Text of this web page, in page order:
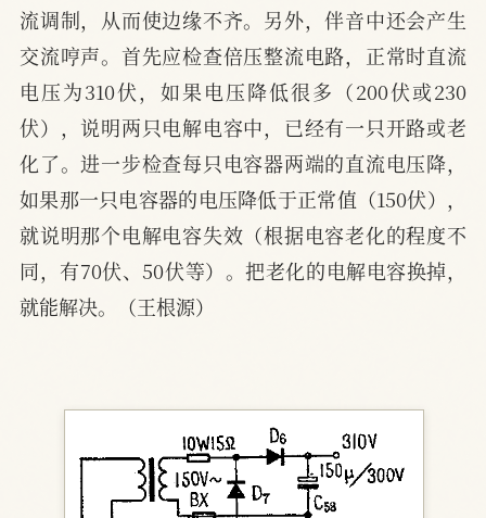
流调制，从而使边缘不齐。另外，伴音中还会产生
交流哼声。首先应检查倍压整流电路，正常时直流
电压为310伏，如果电压降低很多（200伏或230
伏），说明两只电解电容中，已经有一只开路或老
化了。进一步检查每只电容器两端的直流电压降，
如果那一只电容器的电压降低于正常值（150伏），
就说明那个电解电容失效（根据电容老化的程度不
同，有70伏、50伏等）。把老化的电解电容换掉，
就能解决。（王根源）